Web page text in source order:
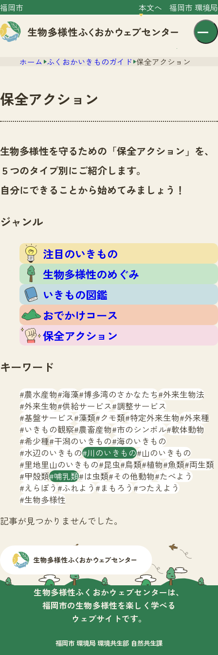
福岡市 本文へ 福岡市 環境局
文字サイズ 小 中 大
センター紹介
センター紹介TOP
サイトポリシー
ニュース
ニュースTOP
市の取組み
いきものガイド
注目のいきもの
いきもの図鑑
おでかけコース
保全アクション
調査レポート
調査レポートTOP
調査結果
ふくおかいきものマップ
マッチング
マッチングTOP
掲載申し込みフォーム
お問合せ
生物多様性ふくおかウェブセンターとは
サイトマップ
ホーム ふくおかいきものガイド 保全アクション
保全アクション
生物多様性を守るための「保全アクション」を、
５つのタイプ別にご紹介します。
自分にできることから始めてみましょう！
ジャンル
注目のいきもの
生物多様性のめぐみ
いきもの図鑑
おでかけコース
保全アクション
キーワード
農水産物 海藻 博多湾のさかなたち 外来生物法
外来生物 供給サービス 調整サービス
基盤サービス 藻類 クモ類 特定外来生物 外来種
いきもの観察 農畜産物 市のシンボル 軟体動物
希少種 干潟のいきもの 海のいきもの
水辺のいきもの 川のいきもの 山のいきもの
里地里山のいきもの 昆虫 鳥類 植物 魚類 両生類
甲殻類 哺乳類 は虫類 その他動物 たべよう
えらぼう ふれよう まもろう つたえよう
生物多様性
記事が見つかりませんでした。
生物多様性ふくおかウェブセンターは、
福岡市の生物多様性を楽しく学べる
ウェブサイトです。
福岡市 環境局 環境共生部 自然共生課